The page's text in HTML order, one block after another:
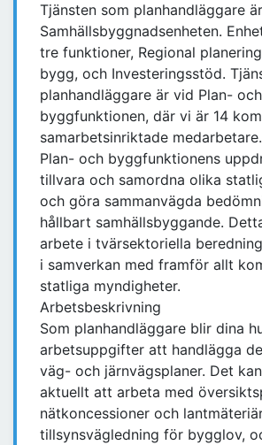
Tjänsten som planhandläggare
Samhällsbyggnadsenheten.
tre funktioner, Regional
bygg, och Investeringsstöd.
planhandläggare är vid Plan- och
byggfunktionen, där vi är 14
samarbetsinriktade medarbetare.
Plan- och byggfunktionens
tillvara och samordna olika
och göra sammanvägda
hållbart samhällsbyggande.
arbete i tvärsektoriella
i samverkan med framför allt
statliga myndigheter.
Arbetsbeskrivning
Som planhandläggare blir dina
arbetsuppgifter att handlägga
väg- och järnvägsplaner. Det
aktuellt att arbeta med
nätkoncessioner och
tillsynsvägledning för bygglov,